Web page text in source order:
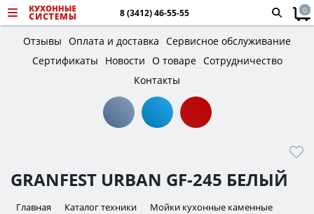
8 (3412) 46-55-55 0
Отзывы Оплата и доставка Сервисное обслуживание
Сертификаты
Новости О товаре Сотрудничество
Контакты
GRANFEST URBAN GF-245 БЕЛЫЙ
Главная Каталог техники Мойки кухонные каменные